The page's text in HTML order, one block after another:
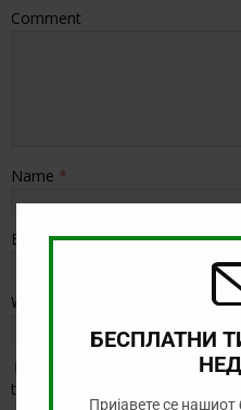
Comment
Name *
Email*
Website
Save my name, email, and
time I comment.
БЕСПЛАТНИ
Пријавете се